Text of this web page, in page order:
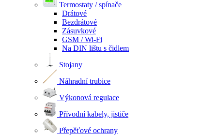
Termostaty / spínače
Drátové
Bezdrátové
Zásuvkové
GSM / Wi-Fi
Na DIN lištu s čidlem
Stojany
Náhradní trubice
Výkonová regulace
Přívodní kabely, jističe
Přepěťové ochrany